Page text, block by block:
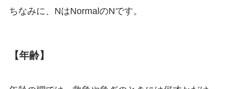
ちなみに、NはNormalのNです。
【年齢】